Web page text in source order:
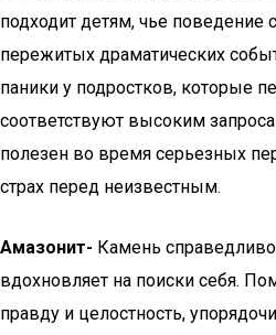
подходит детям, чье поведение
пережитых драматических
паники у подростков, которые
соответствуют высоким
полезен во время серьезных
страх перед неизвестным.
Амазонит- Камень
вдохновляет на поиски себя.
правду и целостность,